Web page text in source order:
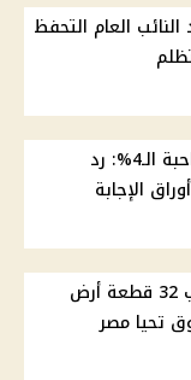
الـ4% تناشد النائب العام التحفظ
القصة الكاملة لأزمة ريم صاحبة الـ4%: رد
الإجابة
توفيق عكاشة يطالب بسحب 32 قطعة أرض
تحيا مصر